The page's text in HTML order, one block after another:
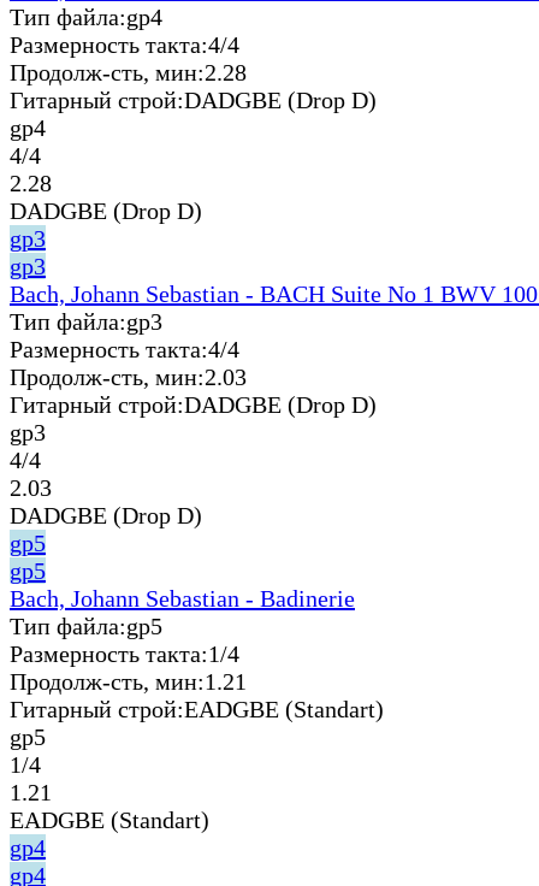
Тип файла:gp4
Размерность такта:4/4
Продолж-сть, мин:2.28
Гитарный строй:DADGBE (Drop D)
gp4
4/4
2.28
DADGBE (Drop D)
gp3
gp3
Bach, Johann Sebastian - BACH Suite No 1 BWV
Тип файла:gp3
Размерность такта:4/4
Продолж-сть, мин:2.03
Гитарный строй:DADGBE (Drop D)
gp3
4/4
2.03
DADGBE (Drop D)
gp5
gp5
Bach, Johann Sebastian - Badinerie
Тип файла:gp5
Размерность такта:1/4
Продолж-сть, мин:1.21
Гитарный строй:EADGBE (Standart)
gp5
1/4
1.21
EADGBE (Standart)
gp4
gp4